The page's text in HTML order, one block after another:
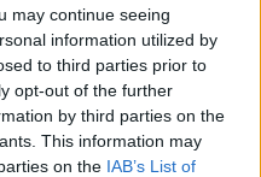
may continue seeing
information utilized by
to third parties prior to
opt-out of the further
by third parties on the
This information may
on the IAB’s List of
anche colto l’occasione per